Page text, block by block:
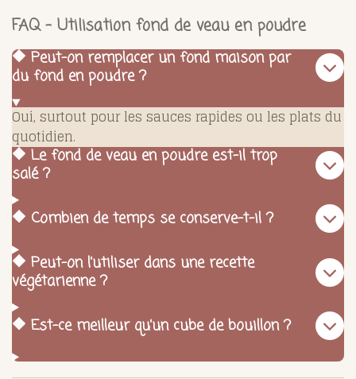
FAQ – Utilisation fond de veau en poudre
🔶 Peut-on remplacer un fond maison par
du fond en poudre ?
Oui, surtout pour les sauces rapides ou les plats du
quotidien.
🔶 Le fond de veau en poudre est-il trop
salé ?
🔶 Combien de temps se conserve-t-il ?
🔶 Peut-on l’utiliser dans une recette
végétarienne ?
🔶 Est-ce meilleur qu’un cube de bouillon ?